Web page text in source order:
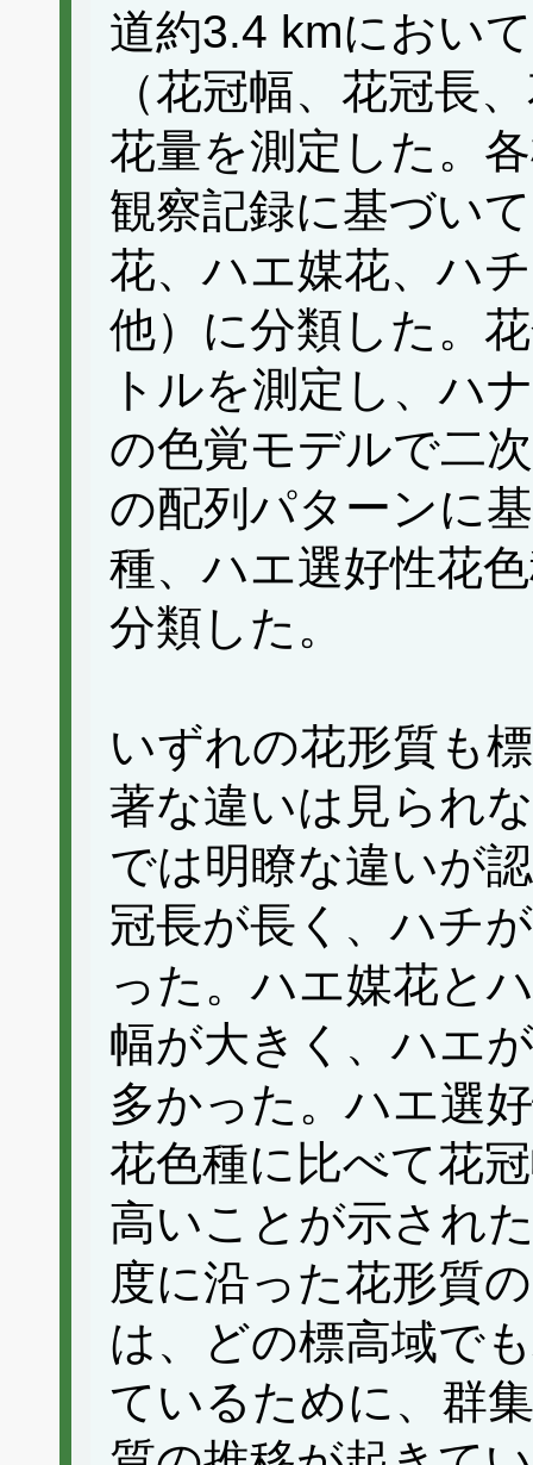
道約3.4 kmにおい
（花冠幅、花冠長
花量を測定した。
観察記録に基づい
花、ハエ媒花、ハ
他）に分類した。
トルを測定し、ハ
の色覚モデルで二
の配列パターンに
種、ハエ選好性花
分類した。
いずれの花形質も
著な違いは見られ
では明瞭な違いが
冠長が長く、ハチ
った。ハエ媒花と
幅が大きく、ハエ
多かった。ハエ選
花色種に比べて花
高いことが示され
度に沿った花形質
は、どの標高域で
ているために、群